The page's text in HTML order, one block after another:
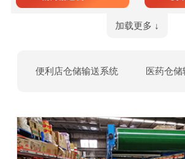
加载更多 ↓
便利店仓储输送系统 医药仓